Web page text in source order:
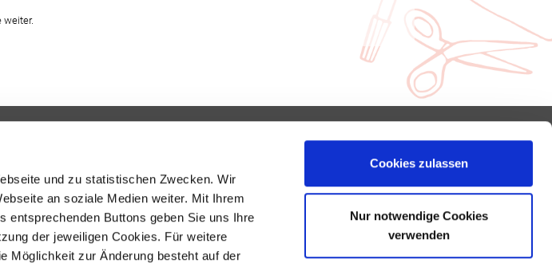
und zu statistischen Zwecken. Wir
an soziale Medien weiter. Mit Ihrem
entsprechenden Buttons geben Sie uns Ihre
der jeweiligen Cookies. Für weitere
Möglichkeit zur Änderung besteht auf der
Cookies zulassen
Nur notwendige Cookies
verwenden
weiter.
Materialien
Datenschutzerklärung
Leichte Sprache